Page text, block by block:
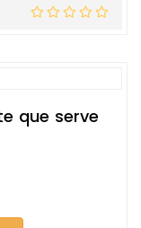
que serve